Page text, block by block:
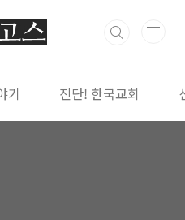
기 진단! 한국교회